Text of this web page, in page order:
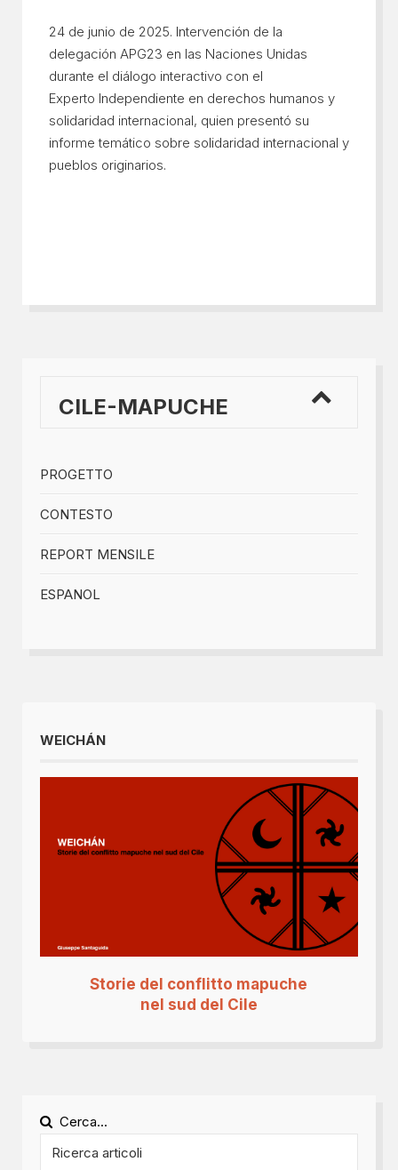
24 de junio de 2025. Intervención de la
delegación APG23 en las Naciones Unidas
durante el diálogo interactivo con el
Experto Independiente en derechos humanos y
solidaridad internacional, quien presentó su
informe temático sobre solidaridad internacional y
pueblos originarios.
CILE-MAPUCHE
PROGETTO
CONTESTO
REPORT MENSILE
ESPANOL
WEICHÁN
Storie del conflitto mapuche
nel sud del Cile
Cerca...